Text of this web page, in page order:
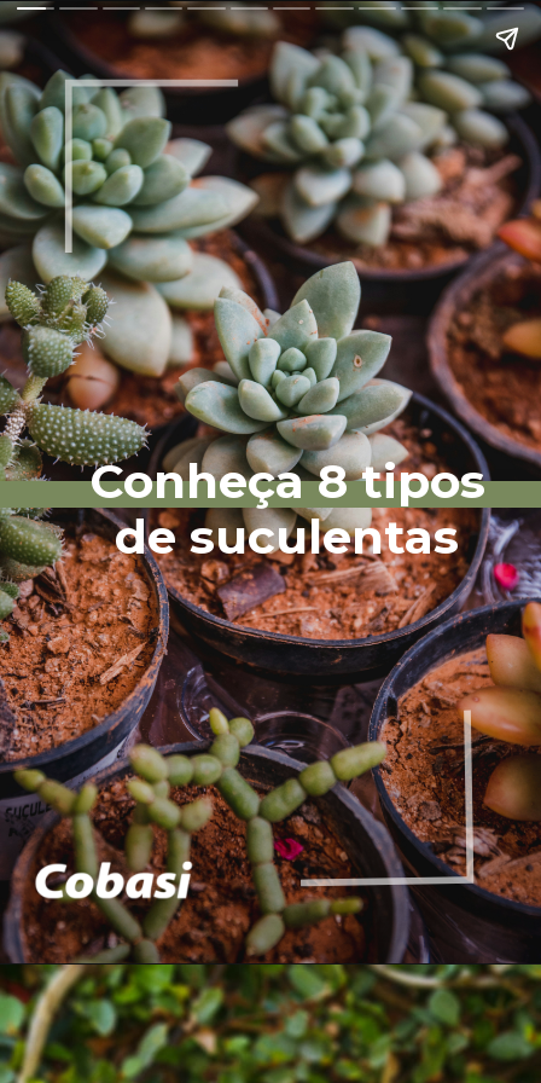
Conheça 8 tipos
de suculentas